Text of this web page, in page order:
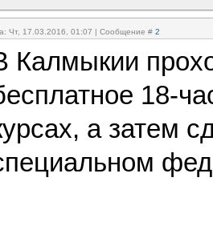
Чт, 17.03.2016, 01:07 | Сообщение # 2
Калмыкии
18-
а затем